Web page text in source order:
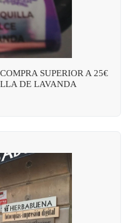
SUPERIOR A 25€
DE LAVANDA